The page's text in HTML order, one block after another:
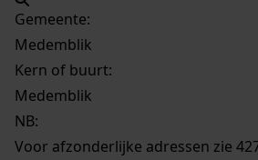
Gemeente:
Medemblik
Kern of buurt:
Medemblik
NB:
Voor afzonderlijke adressen zie